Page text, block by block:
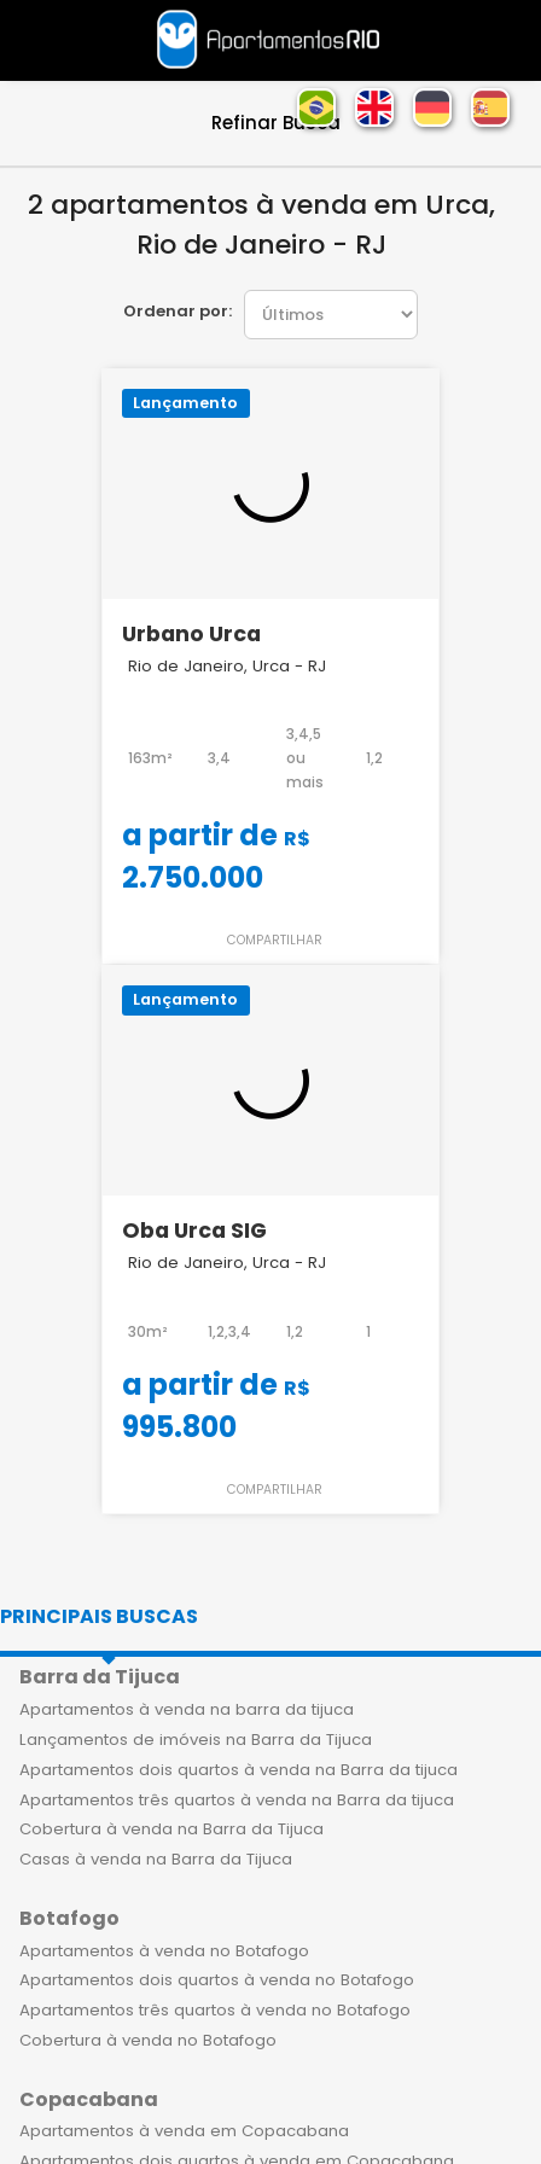
Refinar Busca
2 apartamentos à venda em Urca,
Rio de Janeiro - RJ
Ordenar por:
Lançamento
Urbano Urca
Rio de Janeiro, Urca - RJ
163m² 3,4
3,4,5
ou
mais
1,2
a partir de R$
2.750.000
COMPARTILHAR
Lançamento
Oba Urca SIG
Rio de Janeiro, Urca - RJ
30m² 1,2,3,4 1,2 1
a partir de R$
995.800
COMPARTILHAR
PRINCIPAIS BUSCAS
Barra da Tijuca
Apartamentos à venda na barra da tijuca
Lançamentos de imóveis na Barra da Tijuca
Apartamentos dois quartos à venda na Barra da tijuca
Apartamentos três quartos à venda na Barra da tijuca
Cobertura à venda na Barra da Tijuca
Casas à venda na Barra da Tijuca
Botafogo
Apartamentos à venda no Botafogo
Apartamentos dois quartos à venda no Botafogo
Apartamentos três quartos à venda no Botafogo
Cobertura à venda no Botafogo
Copacabana
Apartamentos à venda em Copacabana